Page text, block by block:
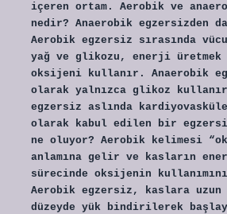
içeren ortam. Aerobik ve
nedir? Anaerobik egzersizden
Aerobik egzersiz sırasında
yağ ve glikozu, enerji
oksijeni kullanır. Anaerobik
olarak yalnızca glikoz
egzersiz aslında
olarak kabul edilen bir
ne oluyor? Aerobik kelimesi
anlamına gelir ve kasların
sürecinde oksijenin
Aerobik egzersiz, kaslara
düzeyde yük bindirilerek